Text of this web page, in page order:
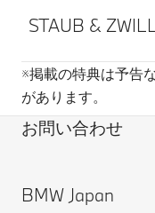
STAUB &
※掲載の特典は予告
があります。
お問い合わせ
カスタマー・サポー
BMW Japan